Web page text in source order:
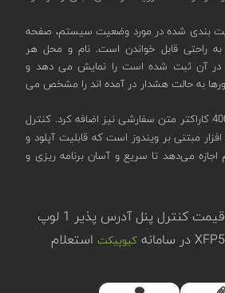
بندی شده در مورد وضعیت سیستم، صفحه
آن به راحتی قابل خواندن است. نام و محل هر
در آن ثبت شده است را نمایش می دهد و
به حالت هشدار در آمده اند را مشخص می
به هر دستگاه می تواند 400 کاراکتر متن سفارشی نیز اضافه کرد. کنترل
مبتنی بر ویندوز است که قابلیت آپلود و
اجازه می‌دهد تا سریع و آسان برنامه ریزی و
برای خرید و اطلاع از قیمت کنترل پنل آدرس پذیر 1 لوپ
کیوپیکت استعلام